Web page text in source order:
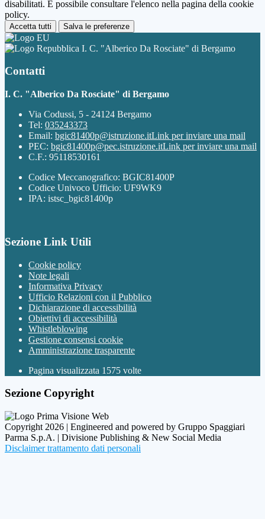
disabilitati. È possibile consultare l'elenco nella pagina della cookie
policy.
Accetta tutti Salva le preferenze
I. C. "Alberico Da Rosciate" di Bergamo
Contatti
I. C. "Alberico Da Rosciate" di Bergamo
Via Codussi, 5 - 24124 Bergamo
Tel: 035243373
Email: bgic81400p@istruzione.itLink per inviare una mail
PEC: bgic81400p@pec.istruzione.itLink per inviare una mail
C.F.: 95118530161
Codice Meccanografico: BGIC81400P
Codice Univoco Ufficio: UF9WK9
IPA: istsc_bgic81400p
Sezione Link Utili
Cookie policy
Note legali
Informativa Privacy
Ufficio Relazioni con il Pubblico
Dichiarazione di accessibilità
Obiettivi di accessibilità
Whistleblowing
Gestione consensi cookie
Amministrazione trasparente
Pagina visualizzata 1575 volte
Sezione Copyright
Copyright 2026 | Engineered and powered by Gruppo Spaggiari
Parma S.p.A. | Divisione Publishing & New Social Media
Disclaimer trattamento dati personali